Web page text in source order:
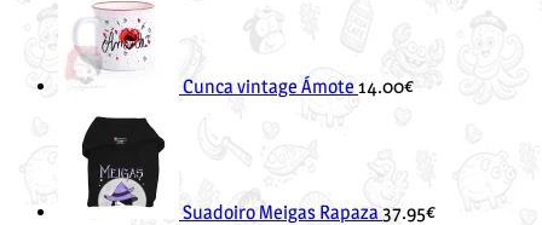
Cunca vintage Ámote 14.00€
Suadoiro Meigas Rapaza 37.95€